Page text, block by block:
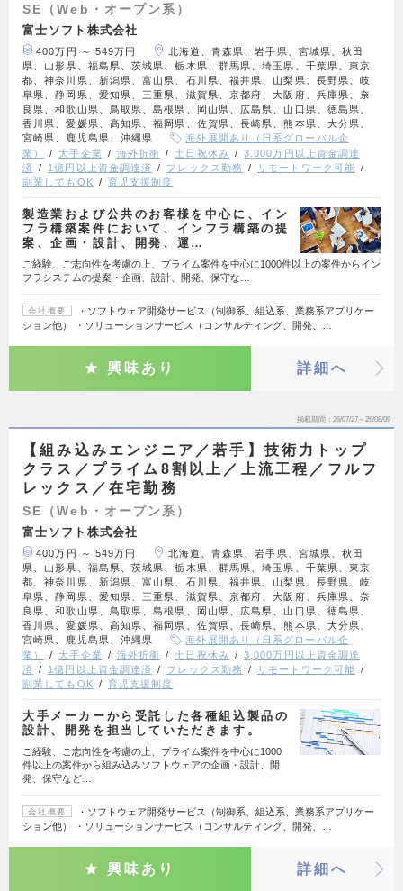
SE（Web・オープン系）
富士ソフト株式会社
400万円 ～ 549万円
北海道、青森県、岩手県、宮城県、秋田
県、山形県、福島県、茨城県、栃木県、群馬県、埼玉県、千葉県、東京
都、神奈川県、新潟県、富山県、石川県、福井県、山梨県、長野県、岐
阜県、静岡県、愛知県、三重県、滋賀県、京都府、大阪府、兵庫県、奈
良県、和歌山県、鳥取県、島根県、岡山県、広島県、山口県、徳島県、
香川県、愛媛県、高知県、福岡県、佐賀県、長崎県、熊本県、大分県、
宮崎県、鹿児島県、沖縄県
海外展開あり（日系グローバル企
業）
大手企業 海外折衝 土日祝休み
3,000万円以上資金調達
済
1億円以上資金調達済 フレックス勤務
リモートワーク可能
副業してもOK
育児支援制度
製造業および公共のお客様を中心に、イン
フラ構築案件において、インフラ構築の提
案、企画・設計、開発、運…
ご経験、ご志向性を考慮の上、プライム案件を中心に1000件以上の案件からイン
フラシステムの提案・企画、設計、開発、保守な…
会社概要
・ソフトウェア開発サービス（制御系、組込系、業務系アプリケー
ション他） ・ソリューションサービス（コンサルティング、開発、…
興味あり 詳細へ
掲載期間 26/07/27～26/08/09
【組み込みエンジニア／若手】技術力トップ
クラス／プライム8割以上／上流工程／フルフ
レックス／在宅勤務
SE（Web・オープン系）
富士ソフト株式会社
400万円 ～ 549万円
北海道、青森県、岩手県、宮城県、秋田
県、山形県、福島県、茨城県、栃木県、群馬県、埼玉県、千葉県、東京
都、神奈川県、新潟県、富山県、石川県、福井県、山梨県、長野県、岐
阜県、静岡県、愛知県、三重県、滋賀県、京都府、大阪府、兵庫県、奈
良県、和歌山県、鳥取県、島根県、岡山県、広島県、山口県、徳島県、
香川県、愛媛県、高知県、福岡県、佐賀県、長崎県、熊本県、大分県、
宮崎県、鹿児島県、沖縄県
海外展開あり（日系グローバル企
業）
大手企業 海外折衝 土日祝休み
3,000万円以上資金調達
済
1億円以上資金調達済 フレックス勤務
リモートワーク可能
副業してもOK
育児支援制度
大手メーカーから受託した各種組込製品の
設計、開発を担当していただきます。
ご経験、ご志向性を考慮の上、プライム案件を中心に1000
件以上の案件から組み込みソフトウェアの企画・設計、開
発、保守など…
会社概要
・ソフトウェア開発サービス（制御系、組込系、業務系アプリケー
ション他） ・ソリューションサービス（コンサルティング、開発、…
興味あり 詳細へ